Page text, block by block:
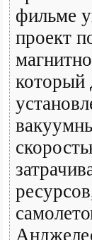
фильме
проект
который